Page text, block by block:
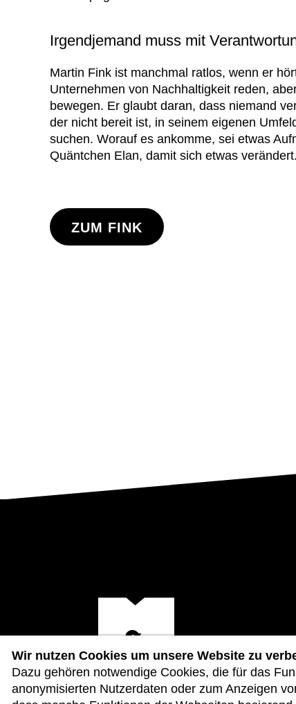
Irgendjemand muss mit
Martin Fink ist manchmal ratlos, wenn er
Unternehmen von Nachhaltigkeit reden,
bewegen. Er glaubt daran, dass niemand
der nicht bereit ist, in seinem eigenen
suchen. Worauf es ankomme, sei etwas
Quäntchen Elan, damit sich etwas
ZUM FINK
Wir nutzen Cookies um unsere Website zu
Dazu gehören notwendige Cookies, die für das
anonymisierten Nutzerdaten oder zum Anzeigen